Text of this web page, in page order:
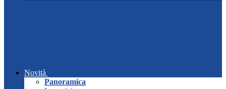
Novità
Panoramica